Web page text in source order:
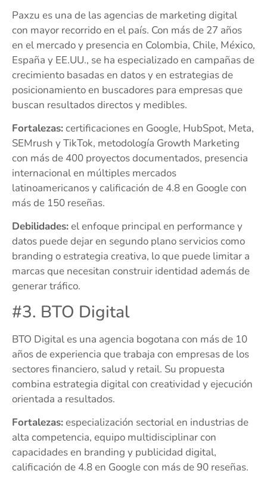
Paxzu es una de las agencias de marketing digital
con mayor recorrido en el país. Con más de 27 años
en el mercado y presencia en Colombia, Chile, México,
España y EE.UU., se ha especializado en campañas de
crecimiento basadas en datos y en estrategias de
posicionamiento en buscadores para empresas que
buscan resultados directos y medibles.
Fortalezas:certificaciones en Google, HubSpot, Meta,
SEMrush y TikTok, metodología Growth Marketing
con más de 400 proyectos documentados, presencia
internacional en múltiples mercados
latinoamericanos y calificación de 4.8 en Google con
más de 150 reseñas.
Debilidades:el enfoque principal en performance y
datos puede dejar en segundo plano servicios como
branding o estrategia creativa, lo que puede limitar a
marcas que necesitan construir identidad además de
generar tráfico.
#3. BTO Digital
BTO Digital es una agencia bogotana con más de 10
años de experiencia que trabaja con empresas de los
sectores financiero, salud y retail. Su propuesta
combina estrategia digital con creatividad y ejecución
orientada a resultados.
Fortalezas:especialización sectorial en industrias de
alta competencia, equipo multidisciplinar con
capacidades en branding y publicidad digital,
calificación de 4.8 en Google con más de 90 reseñas.